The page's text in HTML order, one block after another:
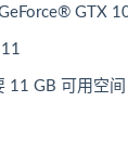
GTX
11
11 GB 可用空间